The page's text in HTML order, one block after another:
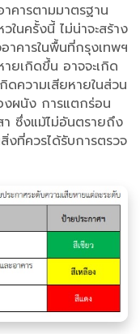
คารตามมาตรฐาน
ในครั้งนี้ ไม่น่าจะสร้าง
าคารในพื้นที่กรุงเทพฯ
ยเกิดขึ้น อาจจะเกิด
ดความเสียหายในส่วน
งผนัง การแตกร่อน
ซึ่งแม้ไม่อันตรายถึง
ที่ควรได้รับการตรวจ